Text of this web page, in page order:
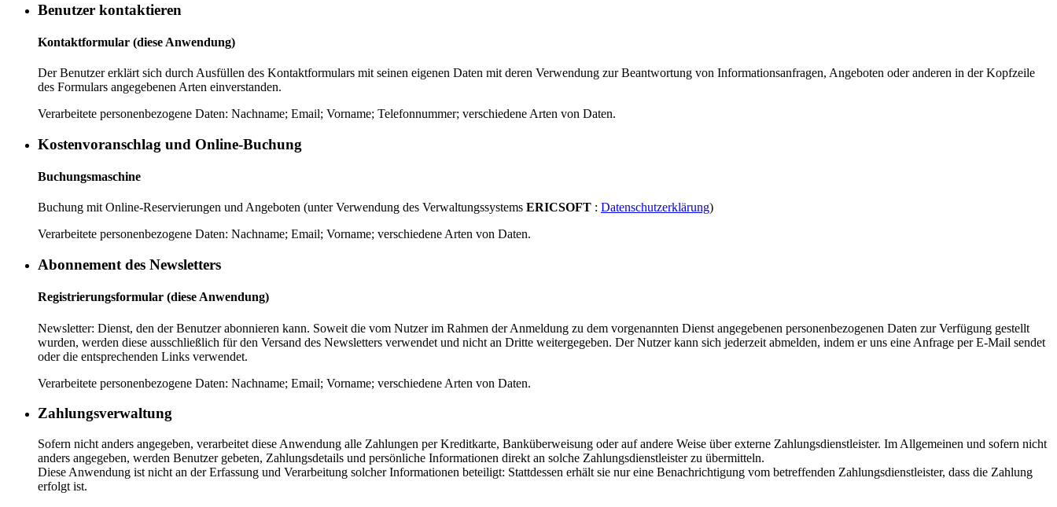
Benutzer kontaktieren
Kontaktformular (diese Anwendung)
Der Benutzer erklärt sich durch Ausfüllen des Kontaktformulars mit seinen eigenen Daten mit deren Verwendung zur Beantwortung von Informationsanfragen, Angeboten oder anderen in der Kopfzeile
des Formulars angegebenen Arten einverstanden.
Verarbeitete personenbezogene Daten: Nachname; Email; Vorname; Telefonnummer; verschiedene Arten von Daten.
Kostenvoranschlag und Online-Buchung
Buchungsmaschine
Buchung mit Online-Reservierungen und Angeboten (unter Verwendung des Verwaltungssystems ERICSOFT : Datenschutzerklärung)
Verarbeitete personenbezogene Daten: Nachname; Email; Vorname; verschiedene Arten von Daten.
Abonnement des Newsletters
Registrierungsformular (diese Anwendung)
Newsletter: Dienst, den der Benutzer abonnieren kann. Soweit die vom Nutzer im Rahmen der Anmeldung zu dem vorgenannten Dienst angegebenen personenbezogenen Daten zur Verfügung gestellt
wurden, werden diese ausschließlich für den Versand des Newsletters verwendet und nicht an Dritte weitergegeben. Der Nutzer kann sich jederzeit abmelden, indem er uns eine Anfrage per E-Mail sendet
oder die entsprechenden Links verwendet.
Verarbeitete personenbezogene Daten: Nachname; Email; Vorname; verschiedene Arten von Daten.
Zahlungsverwaltung
Sofern nicht anders angegeben, verarbeitet diese Anwendung alle Zahlungen per Kreditkarte, Banküberweisung oder auf andere Weise über externe Zahlungsdienstleister. Im Allgemeinen und sofern nicht
anders angegeben, werden Benutzer gebeten, Zahlungsdetails und persönliche Informationen direkt an solche Zahlungsdienstleister zu übermitteln.
Diese Anwendung ist nicht an der Erfassung und Verarbeitung solcher Informationen beteiligt: ​​Stattdessen erhält sie nur eine Benachrichtigung vom betreffenden Zahlungsdienstleister, dass die Zahlung
erfolgt ist.